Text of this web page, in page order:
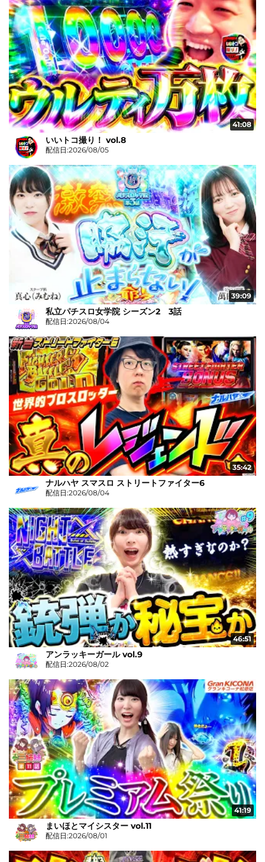
41:08
いいトコ撮り！ vol.8
配信日:2026/08/05
39:09
私立パチスロ女学院 シーズン2 3話
配信日:2026/08/04
35:42
ナルハヤ スマスロ ストリートファイター6
配信日:2026/08/04
46:51
アンラッキーガール vol.9
配信日:2026/08/02
41:19
まいほとマイシスター vol.11
配信日:2026/08/01